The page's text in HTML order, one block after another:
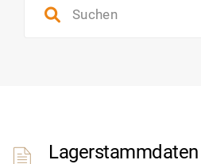
Lagerstammdaten